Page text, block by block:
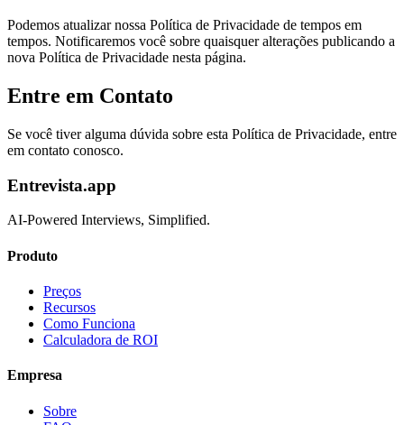
Podemos atualizar nossa Política de Privacidade de tempos em
tempos. Notificaremos você sobre quaisquer alterações publicando a
nova Política de Privacidade nesta página.
Entre em Contato
Se você tiver alguma dúvida sobre esta Política de Privacidade, entre
em contato conosco.
Entrevista.app
AI-Powered Interviews, Simplified.
Produto
Preços
Recursos
Como Funciona
Calculadora de ROI
Empresa
Sobre